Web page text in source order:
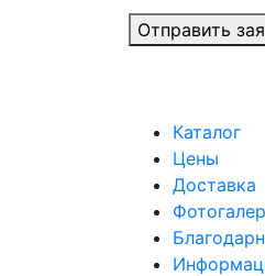
Отправить
Каталог
Цены
Доставка